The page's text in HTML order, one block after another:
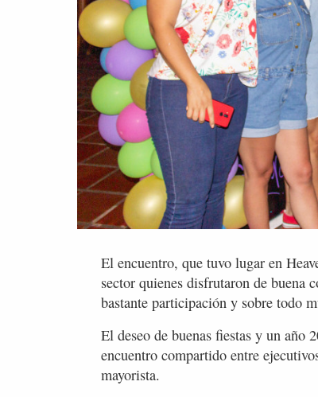
El encuentro, que tuvo lugar en
sector quienes disfrutaron de buena
bastante participación y sobre todo
El deseo de buenas fiestas y un año
encuentro compartido entre
mayorista.